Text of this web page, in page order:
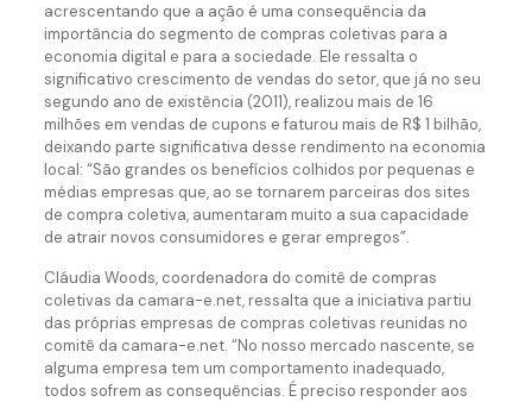
acrescentando que a ação é uma consequência da
importância do segmento de compras coletivas para a
economia digital e para a sociedade. Ele ressalta o
significativo crescimento de vendas do setor, que já no seu
segundo ano de existência (2011), realizou mais de 16
milhões em vendas de cupons e faturou mais de R$ 1 bilhão,
deixando parte significativa desse rendimento na economia
local: “São grandes os benefícios colhidos por pequenas e
médias empresas que, ao se tornarem parceiras dos sites
de compra coletiva, aumentaram muito a sua capacidade
de atrair novos consumidores e gerar empregos”.
Cláudia Woods, coordenadora do comitê de compras
coletivas da camara-e.net, ressalta que a iniciativa partiu
das próprias empresas de compras coletivas reunidas no
comitê da camara-e.net. “No nosso mercado nascente, se
alguma empresa tem um comportamento inadequado,
todos sofrem as consequências. É preciso responder aos